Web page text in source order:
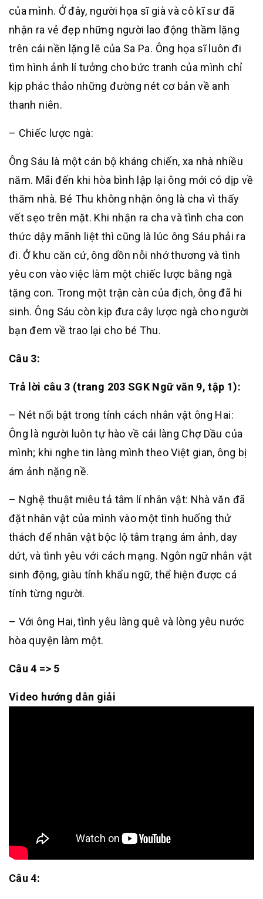
của mình. Ở đây, người họa sĩ già và cô kĩ sư đã
nhận ra vẻ đẹp những người lao động thầm lặng
trên cái nền lặng lẽ của Sa Pa. Ông họa sĩ luôn đi
tìm hình ảnh lí tưởng cho bức tranh của mình chỉ
kịp phác thảo những đường nét cơ bản về anh
thanh niên.
– Chiếc lược ngà:
Ông Sáu là một cán bộ kháng chiến, xa nhà nhiều
năm. Mãi đến khi hòa bình lập lại ông mới có dịp về
thăm nhà. Bé Thu không nhận ông là cha vì thấy
vết sẹo trên mặt. Khi nhận ra cha và tình cha con
thức dậy mãnh liệt thì cũng là lúc ông Sáu phải ra
đi. Ở khu căn cứ, ông dồn nỗi nhớ thương và tình
yêu con vào việc làm một chiếc lược bằng ngà
tặng con. Trong một trận càn của địch, ông đã hi
sinh. Ông Sáu còn kịp đưa cây lược ngà cho người
bạn đem về trao lại cho bé Thu.
Câu 3:
Trả lời câu 3 (trang 203 SGK Ngữ văn 9, tập 1):
– Nét nổi bật trong tính cách nhân vật ông Hai:
Ông là người luôn tự hào về cái làng Chợ Dầu của
mình; khi nghe tin làng mình theo Việt gian, ông bị
ám ảnh nặng nề.
– Nghệ thuật miêu tả tâm lí nhân vật: Nhà văn đã
đặt nhân vật của mình vào một tình huống thử
thách để nhân vật bộc lộ tâm trạng ám ảnh, day
dứt, và tình yêu với cách mạng. Ngôn ngữ nhân vật
sinh động, giàu tính khẩu ngữ, thể hiện được cá
tính từng người.
– Với ông Hai, tình yêu làng quê và lòng yêu nước
hòa quyện làm một.
Câu 4 => 5
Video hướng dẫn giải
Câu 4: